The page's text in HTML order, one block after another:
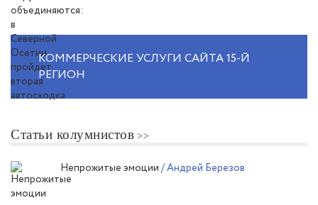
КОММЕРЧЕСКИЕ УСЛУГИ САЙТА 15-Й
РЕГИОН
Статьи колумнистов
Непрожитые эмоции / Андрей Березов